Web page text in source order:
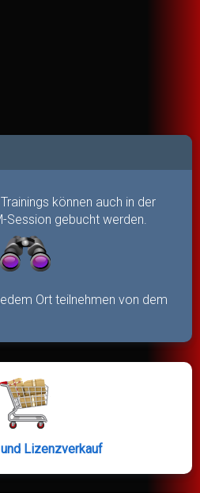
können auch in der
Session gebucht werden.
Ort teilnehmen von dem
Lizenzverkauf